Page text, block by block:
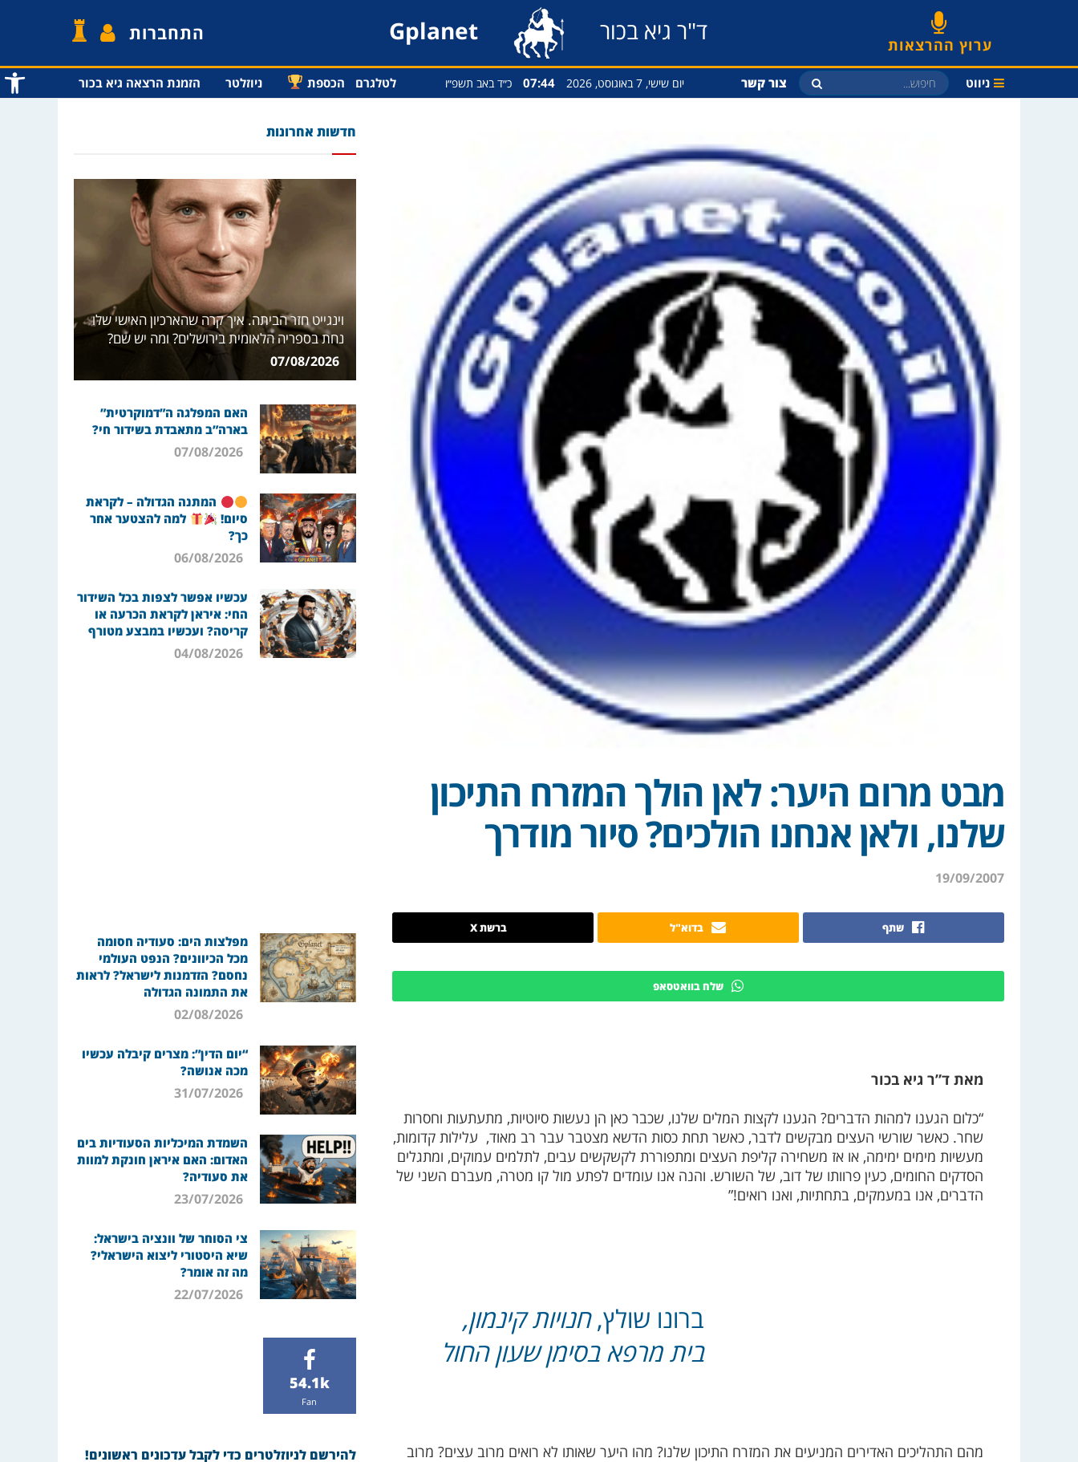
פתח
ערוץ ההרצאות ד"ר גיא בכור Gplanet התחברות
ניווט צור קשר יום שישי, 7 באוגוסט, 2026 07:44 כ״ד באב תשפ״ו לטלגרם הכספת ניוזלטר הזמנת הרצאה גיא בכור
מבט מרום היער: לאן הולך המזרח התיכון
שלנו, ולאן אנחנו הולכים? סיור מודרך
19/09/2007
שתף בדוא"ל ברשת X
שלח בוואטסאפ
מאת ד”ר גיא בכור
“כלום הגענו למהות הדברים? הגענו לקצות המלים שלנו, שכבר כאן הן נעשות סיוטיות, מתעתעות וחסרות
שחר. כאשר שורשי העצים מבקשים לדבר, כאשר תחת כסות הדשא מצטבר עבר רב מאוד, עלילות קדומות,
מעשיות מימים ימימה, או אז משחירה קליפת העצים ומתפוררת לקשקשים עבים, לתלמים עמוקים, ומתגלים
הסדקים החומים, כעין פרוותו של דוב, של השורש. והנה אנו עומדים לפתע מול קו מטרה, מעברם השני של
הדברים, אנו במעמקים, בתחתיות, ואנו רואים!”
ברונו שולץ,חנויות קינמון,
בית מרפא בסימן שעון החול
מהם התהליכים האדירים המניעים את המזרח התיכון שלנו? מהו היער שאותו לא רואים מרוב עצים? מרוב
חדשות אחרונות
וינגייט חזר הביתה. איך קרה שהארכיון האישי שלו
נחת בספריה הלאומית בירושלים? ומה יש שם?
07/08/2026
האם המפלגה ה”דמוקרטית”
בארה”ב מתאבדת בשידור חי?
07/08/2026
המתנה הגדולה – לקראת
סיום!
למה להצטער אחר
כך?
06/08/2026
עכשיו אפשר לצפות בכל השידור
החי: איראן לקראת הכרעה או
קריסה? ועכשיו במבצע מטורף
04/08/2026
מפלצות הים: סעודיה חסומה
מכל הכיוונים? הנפט העולמי
נחסם? הזדמנות לישראל? לראות
את התמונה הגדולה
02/08/2026
“יום הדין”: מצרים קיבלה עכשיו
מכה אנושה?
31/07/2026
השמדת המיכליות הסעודיות בים
האדום: האם איראן חונקת למוות
את סעודיה?
23/07/2026
צי הסוחר של וונציה בישראל:
שיא היסטורי ליצוא הישראלי?
מה זה אומר?
22/07/2026
54.1k
Fan
להירשם לניוזלטרים כדי לקבל עדכונים ראשונים!